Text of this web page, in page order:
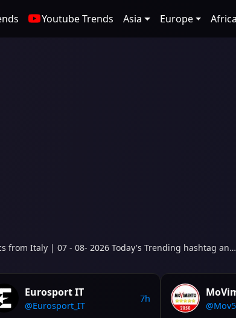
Youtube Trends Asia Europe Africa
from Italy | 07 - 08- 2026 Today's Trending hashtag and
Eurosport IT
@Eurosport_IT
7h